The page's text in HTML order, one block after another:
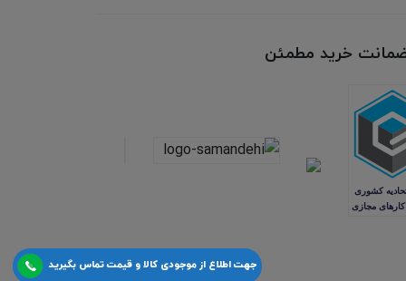
ضمانت خرید مطمئن
جهت اطلاع از موجودی کالا و قیمت تماس بگیرید